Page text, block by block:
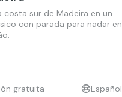
costa sur de Madeira en un
con parada para nadar en
gratuita Español